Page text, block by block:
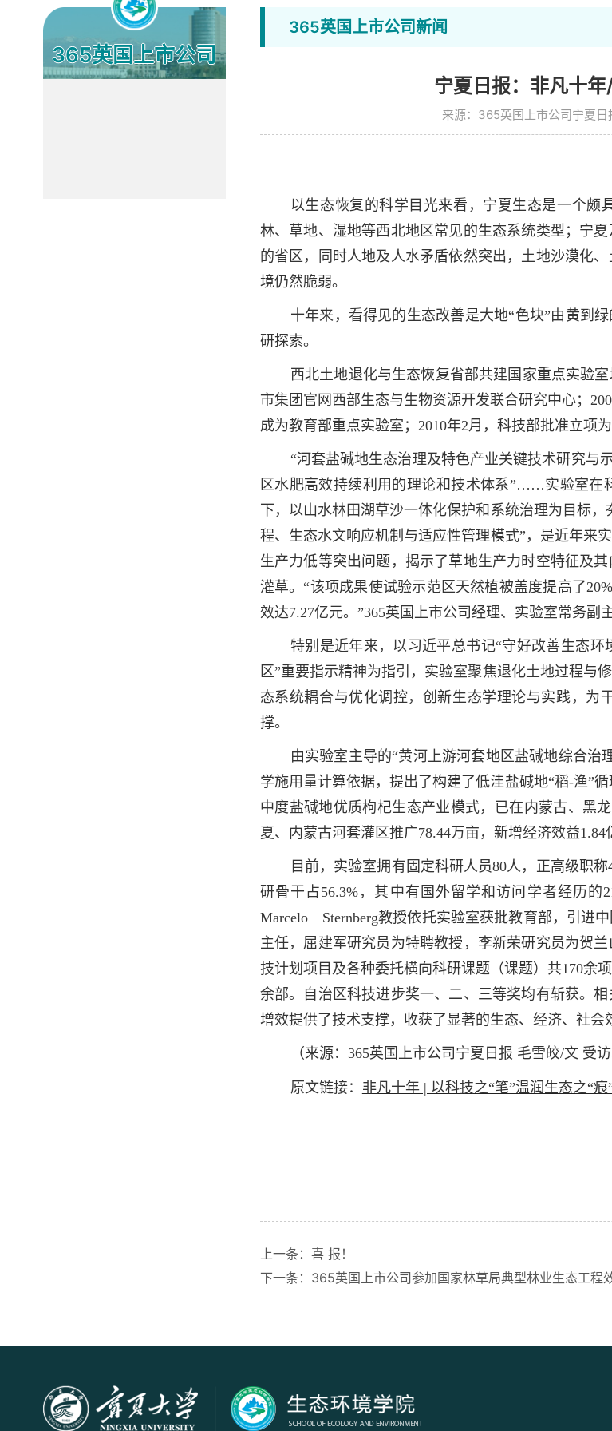
365英国上市公司
365英国上市公司新闻
宁夏日报：非凡十年
来源：365英国上市公司宁夏日
以生态恢复的科学目光来看，宁夏生态是一个颇
林、草地、湿地等西北地区常见的生态系统类型；宁
的省区，同时人地及人水矛盾依然突出，土地沙漠化
境仍然脆弱。
十年来，看得见的生态改善是大地“色块”由黄到
研探索。
西北土地退化与生态恢复省部共建国家重点实验
市集团官网西部生态与生物资源开发联合研究中心；
成为教育部重点实验室；2010年2月，科技部批准立项
“河套盐碱地生态治理及特色产业关键技术研究与
区水肥高效持续利用的理论和技术体系”……实验室在
下，以山水林田湖草沙一体化保护和系统治理为目标
程、生态水文响应机制与适应性管理模式”，是近年来
生产力低等突出问题，揭示了草地生产力时空特征及
灌草。“该项成果使试验示范区天然植被盖度提高了
效达7.27亿元。”365英国上市公司经理、实验室常务副
特别是近年来，以习近平总书记“守好改善生态
区”重要指示精神为指引，实验室聚焦退化土地过程与
态系统耦合与优化调控，创新生态学理论与实践，为
撑。
由实验室主导的“黄河上游河套地区盐碱地综合
学施用量计算依据，提出了构建了低洼盐碱地“稻-渔”
中度盐碱地优质枸杞生态产业模式，已在内蒙古、黑
夏、内蒙古河套灌区推广78.44万亩，新增经济效益1.84
目前，实验室拥有固定科研人员80人，正高级职
研骨干占56.3%，其中有国外留学和访问学者经历
Marcelo Sternberg教授依托实验室获批教育部，引进
主任，屈建军研究员为特聘教授，李新荣研究员为贺
技计划项目及各种委托横向科研课题（课题）共170余
余部。自治区科技进步奖一、二、三等奖均有斩获。
增效提供了技术支撑，收获了显著的生态、经济、社会
（来源：365英国上市公司宁夏日报 毛雪皎/文 受访
原文链接： 非凡十年 | 以科技之“笔”温润生态之“痕
上一条： 喜 报！
下一条： 365英国上市公司参加国家林草局典型林业生态工程